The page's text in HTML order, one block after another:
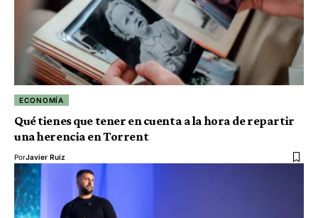
ECONOMÍA
Qué tienes que tener en cuenta a la hora de repartir
una herencia en Torrent
PorJavier Ruiz